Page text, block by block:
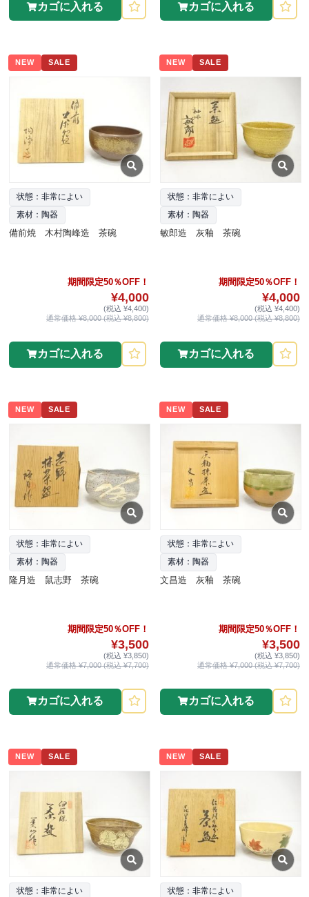
カゴに入れる カゴに入れる
NEW SALE
状態：非常によい
素材：陶器
備前焼 木村陶峰造 茶碗
期間限定50％OFF！
¥4,000
(税込 ¥4,400)
通常価格 ¥8,000 (税込 ¥8,800)
カゴに入れる
NEW SALE
状態：非常によい
素材：陶器
敏郎造 灰釉 茶碗
期間限定50％OFF！
¥4,000
(税込 ¥4,400)
通常価格 ¥8,000 (税込 ¥8,800)
カゴに入れる
NEW SALE
状態：非常によい
素材：陶器
隆月造 鼠志野 茶碗
期間限定50％OFF！
¥3,500
(税込 ¥3,850)
通常価格 ¥7,000 (税込 ¥7,700)
カゴに入れる
NEW SALE
状態：非常によい
素材：陶器
文昌造 灰釉 茶碗
期間限定50％OFF！
¥3,500
(税込 ¥3,850)
通常価格 ¥7,000 (税込 ¥7,700)
カゴに入れる
NEW SALE
状態：非常によい
NEW SALE
状態：非常によい